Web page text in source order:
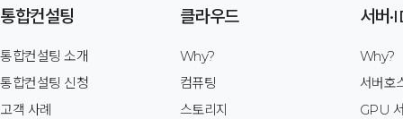
통합컨설팅
통합컨설팅 소개
통합컨설팅 신청
고객 사례
클라우드
Why?
컴퓨팅
스토리지
서버
Why?
서버호
GPU